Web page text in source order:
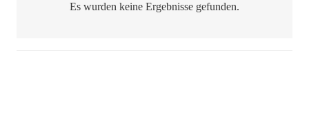
Es wurden keine Ergebnisse gefunden.